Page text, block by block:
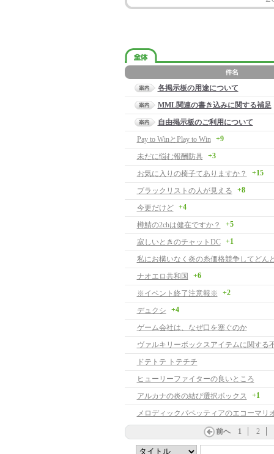
各掲示板の用途について
MML関連の書き込みに関する補足
自由掲示板のご利用について
Pay to WinとPlay to Win
+9
未だに悩む報酬防具 +3
お気に入りの椅子てありますか？ +15
ブラックリストの人が見える +8
今更だけど +4
樽鯖の2chは健在ですか？ +5
寂しいときのチャットDC +1
ナオエロ共和国 +6
※イベント終了注意報※ +2
デュクシ +4
ゲーム会社は、なぜ口を塞ぐのか
ヴァルキリーボックスアイテムに関する
ドテトテ トテチチ
ヒューリーファイターの良いところ
アルカナの炎の結び選択ボックス
+1
前へ 1 2